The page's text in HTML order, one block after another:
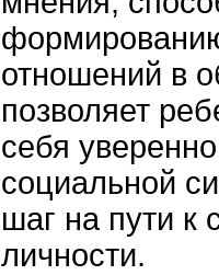
отношений в
позволяет
себя
социальной
шаг на пути к
личности.